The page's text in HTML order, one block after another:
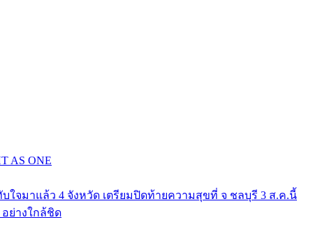
AS ONE
ใจมาแล้ว 4 จังหวัด เตรียมปิดท้ายความสุขที่ จ ชลบุรี 3 ส.ค.นี้
อย่างใกล้ชิด